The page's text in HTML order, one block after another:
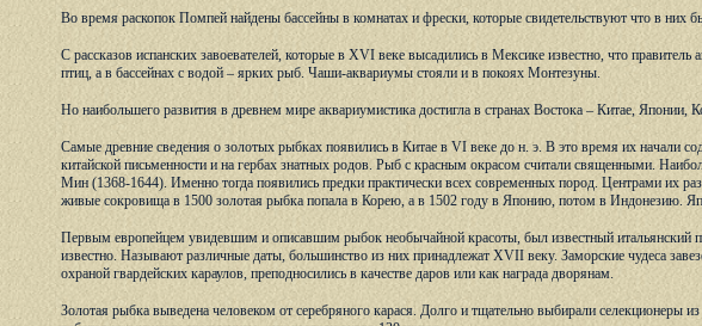
Во время раскопок Помпей найдены бассейны в комнатах и фрески, которые свидетельствуют что в них
С рассказов испанских завоевателей, которые в XVI веке высадились в Мексике известно, что
птиц, а в бассейнах с водой – ярких рыб. Чаши-аквариумы стояли и в покоях Монтезуны.
Но наибольшего развития в древнем мире аквариумистика достигла в странах Востока – Китае,
Самые древние сведения о золотых рыбках появились в Китае в VI веке до н. э. В это время их начали
китайской письменности и на гербах знатных родов. Рыб с красным окрасом считали священными.
Мин (1368-1644). Именно тогда появились предки практически всех современных пород. Центрами их
живые сокровища в 1500 золотая рыбка попала в Корею, а в 1502 году в Японию, потом в Индонезию.
Первым европейцем увидевшим и описавшим рыбок необычайной красоты, был известный
известно. Называют различные даты, большинство из них принадлежат XVII веку. Заморские чудеса
охраной гвардейских караулов, преподносились в качестве даров или как награда дворянам.
Золотая рыбка выведена человеком от серебряного карася. Долго и тщательно выбирали